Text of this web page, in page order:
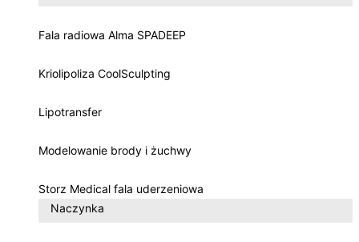
Fala radiowa Alma SPADEEP
Kriolipoliza CoolSculpting
Lipotransfer
Modelowanie brody i żuchwy
Storz Medical fala uderzeniowa
Naczynka